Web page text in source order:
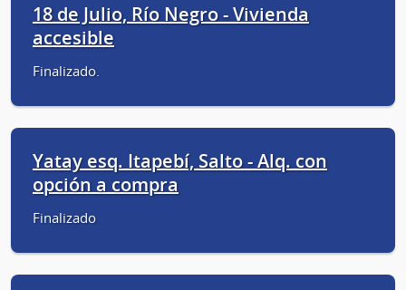
18 de Julio, Río Negro - Vivienda
accesible
Finalizado.
Yatay esq. Itapebí, Salto - Alq. con
opción a compra
Finalizado